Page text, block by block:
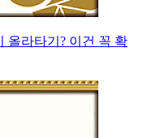
올라타기? 이건 꼭 확